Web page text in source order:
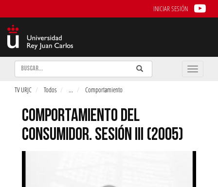
INICIAR SESIÓN
Buscar Enviar
Buscar
Toggle
TV URJC Todos ... Comportamiento
COMPORTAMIENTO DEL
CONSUMIDOR. SESIÓN III (2005)